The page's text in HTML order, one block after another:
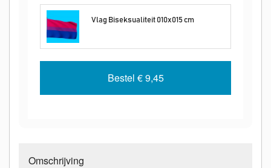
Vlag Biseksualiteit 010x015 cm
Bestel € 9,45
Omschrijving